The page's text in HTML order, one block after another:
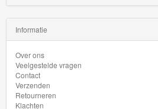
HW
Drag
Strip
HW
Contoured
Informatie
Over ons
Veelgestelde vragen
Contact
Verzenden
Retourneren
Klachten